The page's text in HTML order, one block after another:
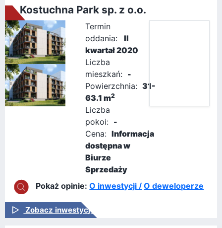
Kostuchna Park sp. z o.o.
Termin
oddania:
II
kwartał 2020
Liczba
mieszkań: -
Powierzchnia: 31-
63.1 m2
Liczba
pokoi: -
Cena: Informacja
dostępna w
Biurze
Sprzedaży
Pokaż opinie:O inwestycji / O deweloperze
Zobacz inwestycję